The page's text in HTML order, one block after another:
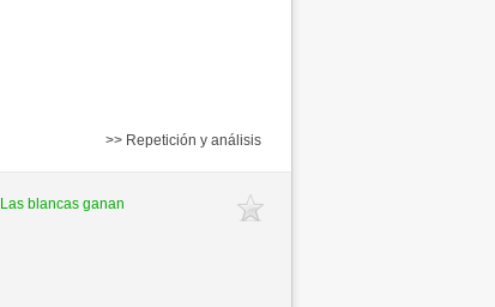
>> Repetición y análisis
Las blancas ganan